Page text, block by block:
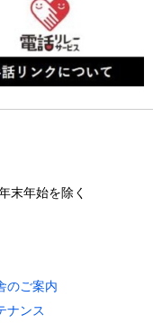
末年始を除く
のご案内
ナンス